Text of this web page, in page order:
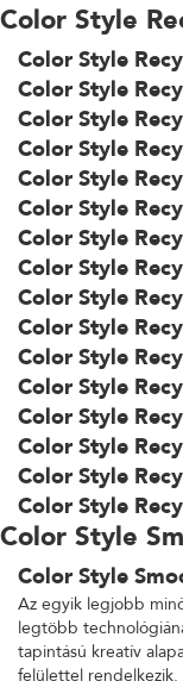
Color Style
Color Style
Color Style
Color Style
Color Style
Color Style
Color Style
Color Style
Color Style
Color Style
Color Style
Color Style
Color Style
Color Style
Color Style
Color Style
Color Style
Color Style
Color Style
Az egyik legjobb
legtöbb
tapintású kreatív
felülettel